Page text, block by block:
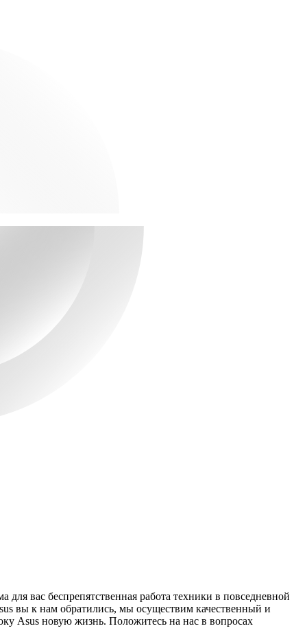
вас беспрепятственная работа техники в повседневной
вы к нам обратились, мы осуществим качественный и
Asus новую жизнь. Положитесь на нас в вопросах